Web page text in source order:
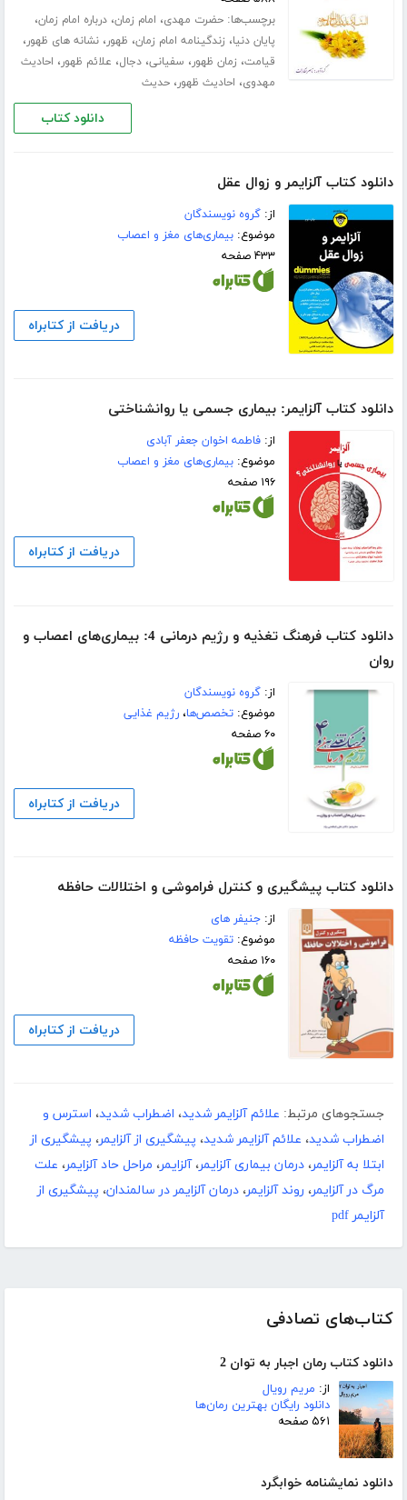
کتاب‌های تصادفی
دانلود کتاب رمان اجبار به توان 2
از: مریم رویال
دانلود رایگان بهترین رمان‌ها
۵۶۱ صفحه
دانلود نمایشنامه خوابگرد
برچسب‌ها:حضرت مهدی، امام زمان،درباره امام زمان،
پایان دنیا، زندگینامه امام زمان، ظهور،نشانه های ظهور،
قیامت، زمان ظهور، سفیانی،دجال، علائم ظهور، احادیث
مهدوی، احادیث ظهور،حدیث
دانلود کتاب
دانلود کتاب آلزایمر و زوال عقل
از:گروه نویسندگان
موضوع:بیماری‌های مغز و اعصاب
۴۳۳ صفحه
دریافت از کتابراه
دانلود کتاب آلزایمر: بیماری جسمی یا روانشناختی
از:فاطمه اخوان جعفر آبادی
موضوع:بیماری‌های مغز و اعصاب
۱۹۶ صفحه
دریافت از کتابراه
دانلود کتاب فرهنگ تغذیه و رژیم درمانی 4: بیماری‌های اعصاب و
روان
از:گروه نویسندگان
موضوع:تخصص‌ها،رژیم غذایی
۶۰ صفحه
دریافت از کتابراه
دانلود کتاب پیشگیری و کنترل فراموشی و اختلالات حافظه
از:جنیفر های
موضوع:تقویت حافظه
۱۶۰ صفحه
دریافت از کتابراه
جستجوهای مرتبط: علائم آلزایمر شدید، اضطراب شدید، استرس و
اضطراب شدید، علائم آلزایمر شدید، پیشگیری از آلزایمر، پیشگیری از
ابتلا به آلزایمر، درمان بیماری آلزایمر،آلزایمر، مراحل حاد آلزایمر، علت
مرگ در آلزایمر، روند آلزایمر، درمان آلزایمر در سالمندان، پیشگیری از
آلزایمر pdf